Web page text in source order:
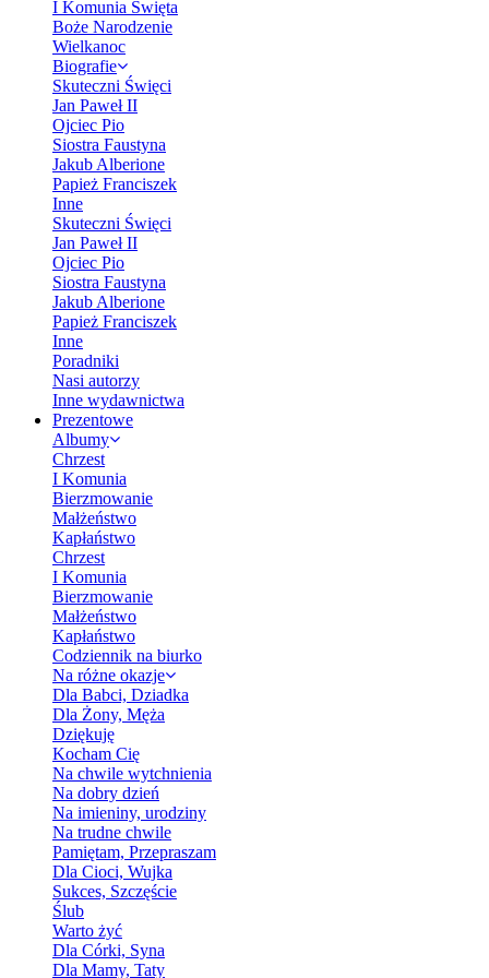
I Komunia Święta
Boże Narodzenie
Wielkanoc
Biografie
Skuteczni Święci
Jan Paweł II
Ojciec Pio
Siostra Faustyna
Jakub Alberione
Papież Franciszek
Inne
Skuteczni Święci
Jan Paweł II
Ojciec Pio
Siostra Faustyna
Jakub Alberione
Papież Franciszek
Inne
Poradniki
Nasi autorzy
Inne wydawnictwa
Prezentowe
Albumy
Chrzest
I Komunia
Bierzmowanie
Małżeństwo
Kapłaństwo
Chrzest
I Komunia
Bierzmowanie
Małżeństwo
Kapłaństwo
Codziennik na biurko
Na różne okazje
Dla Babci, Dziadka
Dla Żony, Męża
Dziękuję
Kocham Cię
Na chwile wytchnienia
Na dobry dzień
Na imieniny, urodziny
Na trudne chwile
Pamiętam, Przepraszam
Dla Cioci, Wujka
Sukces, Szczęście
Ślub
Warto żyć
Dla Córki, Syna
Dla Mamy, Taty